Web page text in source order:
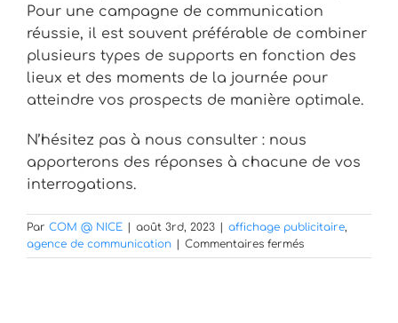
Pour une campagne de communication
réussie, il est souvent préférable de combiner
plusieurs types de supports en fonction des
lieux et des moments de la journée pour
atteindre vos prospects de manière optimale.
N’hésitez pas à nous consulter : nous
apporterons des réponses à chacune de vos
interrogations.
Par COM @ NICE août 3rd, 2023 affichage publicitaire,
agence de communication
Commentaires ferméssur
Quels